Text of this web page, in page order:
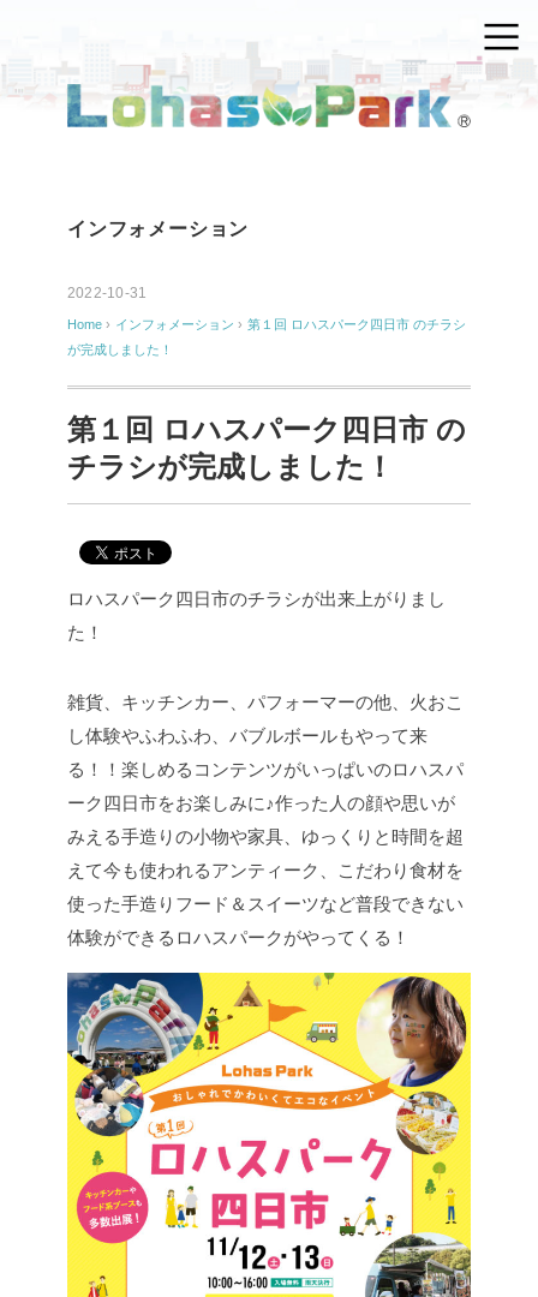
インフォメーション
2022-10-31
Home › インフォメーション › 第１回 ロハスパーク四日市 のチラシ
が完成しました！
第１回 ロハスパーク四日市 の
チラシが完成しました！
ロハスパーク四日市のチラシが出来上がりまし
た！
雑貨、キッチンカー、パフォーマーの他、 火おこ
し体験やふわふわ、バブルボールもやって来
る！！ 楽しめるコンテンツがいっぱいのロハスパ
ーク四日市をお楽しみに♪作った人の顔や思いが
みえる手造りの小物や家具、ゆっくりと時間を超
えて今も使われるアンティーク、こだわり食材を
使った手造りフード＆スイーツなど普段できない
体験ができるロハスパークがやってくる！